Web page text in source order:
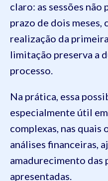
claro: as sessões não
prazo de dois meses,
realização da
limitação preserva a
processo.
Na prática, essa
especialmente útil
complexas, nas quais
análises financeiras,
amadurecimento das
apresentadas.